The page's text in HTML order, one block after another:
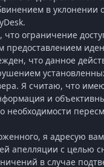
в уклонении
что ограничение
предоставлением
что данное
Я считаю, что
и
необходимости
я адресую
апелляции с целью
в случае